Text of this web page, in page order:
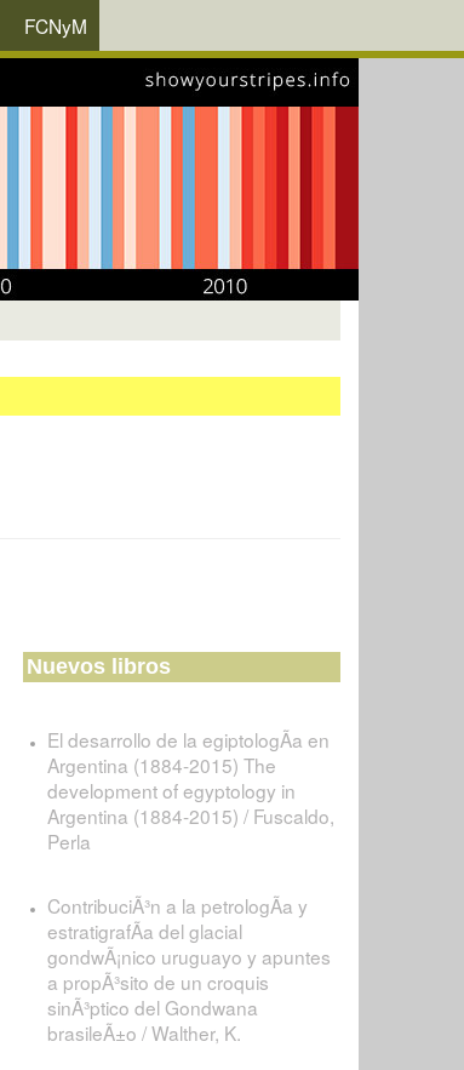
FCNyM
Nuevos libros
El desarrollo de la egiptologÃ­a en
Argentina (1884-2015) The
development of egyptology in
Argentina (1884-2015) / Fuscaldo,
Perla
ContribuciÃ³n a la petrologÃ­a y
estratigrafÃ­a del glacial
gondwÃ¡nico uruguayo y apuntes
a propÃ³sito de un croquis
sinÃ³ptico del Gondwana
brasileÃ±o / Walther, K.